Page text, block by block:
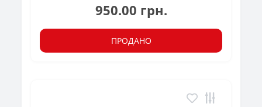
950.00 грн.
ПРОДАНО